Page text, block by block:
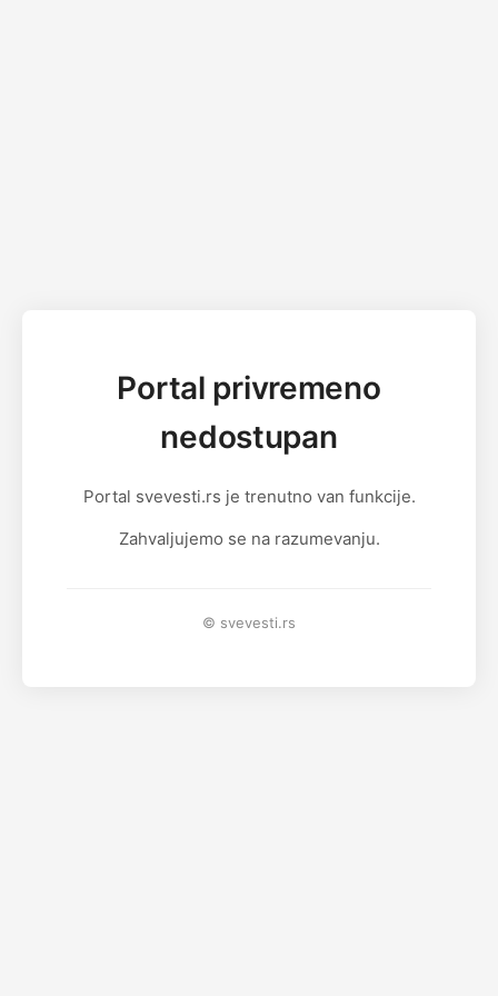
Portal privremeno
nedostupan
Portal svevesti.rs je trenutno van funkcije.
Zahvaljujemo se na razumevanju.
© svevesti.rs